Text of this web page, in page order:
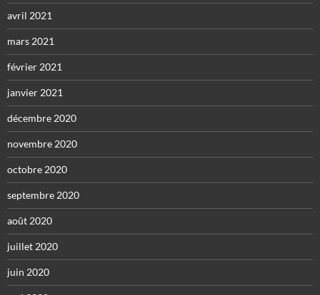
avril 2021
mars 2021
février 2021
janvier 2021
décembre 2020
novembre 2020
octobre 2020
septembre 2020
août 2020
juillet 2020
juin 2020